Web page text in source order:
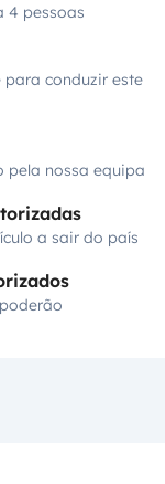
4 pessoas
para conduzir este
pela nossa equipa
a sair do país